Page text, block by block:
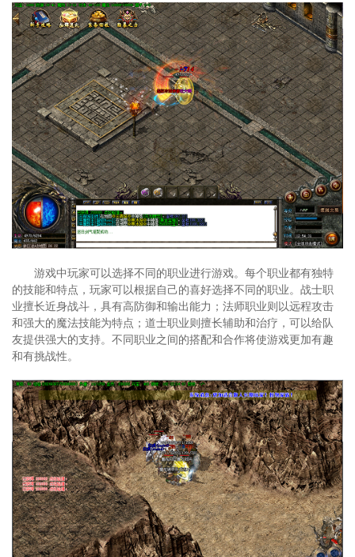
游戏中玩家可以选择不同的职业进行游戏。每个职业都有独特
的技能和特点，玩家可以根据自己的喜好选择不同的职业。战士职
业擅长近身战斗，具有高防御和输出能力；法师职业则以远程攻击
和强大的魔法技能为特点；道士职业则擅长辅助和治疗，可以给队
友提供强大的支持。不同职业之间的搭配和合作将使游戏更加有趣
和有挑战性。